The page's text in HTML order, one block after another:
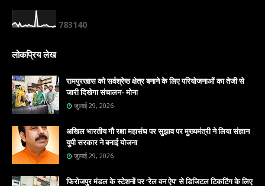
783140
लोकप्रिय लेख
रामपुरखास को सर्वश्रेष्ठ क्षेत्र बनाने के लिए परियोजनाओं का तेजी से
जारी दिखेगा संचालन- मोना
जुलाई 29, 2026
अखिल भारतीय गौ रक्षा महासंघ पर सुझाव पर मुख्यमंत्री ने लिया संज्ञान
युपी सरकार ने बनाई योजना
जुलाई 29, 2026
फिरोजपुर मंडल के स्टेशनों पर ‘रेल वन ऐप’ से डिजिटल टिकटिंग के लिए